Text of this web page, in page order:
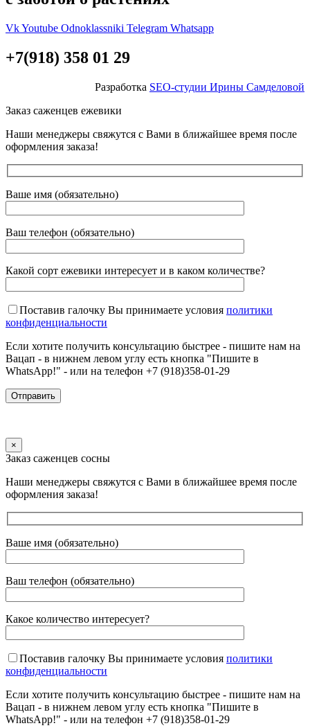
VkYoutube Odnoklassniki Telegram Whatsapp
+7(918) 358 01 29
Разработка SEO-студии Ирины Самделовой
Заказ саженцев ежевики
Наши менеджеры свяжутся с Вами в ближайшее время после
оформления заказа!
Ваше имя (обязательно)
Ваш телефон (обязательно)
Какой сорт ежевики интересует и в каком количестве?
Поставив галочку Вы принимаете условия политики
конфиденциальности
Если хотите получить консультацию быстрее - пишите нам на
Вацап - в нижнем левом углу есть кнопка "Пишите в
WhatsApp!" - или на телефон +7 (918)358-01-29
×
Заказ саженцев сосны
Наши менеджеры свяжутся с Вами в ближайшее время после
оформления заказа!
Ваше имя (обязательно)
Ваш телефон (обязательно)
Какое количество интересует?
Поставив галочку Вы принимаете условия политики
конфиденциальности
Если хотите получить консультацию быстрее - пишите нам на
Вацап - в нижнем левом углу есть кнопка "Пишите в
WhatsApp!" - или на телефон +7 (918)358-01-29